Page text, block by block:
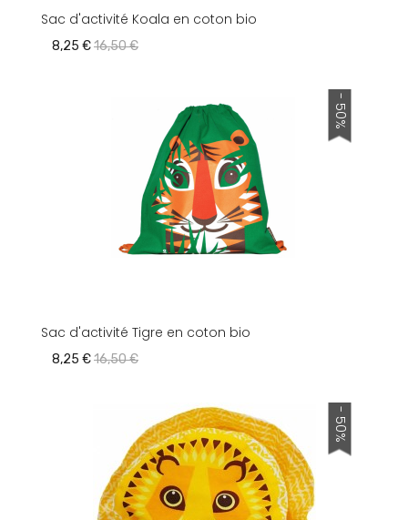
Sac d'activité Koala en coton bio
8,25 €16,50 €
- 50%
Sac d'activité Tigre en coton bio
8,25 €16,50 €
- 50%